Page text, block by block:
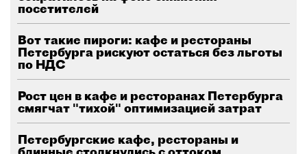
посетителей
Вот такие пироги: кафе и рестораны
Петербурга рискуют остаться без льготы
по НДС
Рост цен в кафе и ресторанах Петербурга
смягчат "тихой" оптимизацией затрат
Петербургские кафе, рестораны и